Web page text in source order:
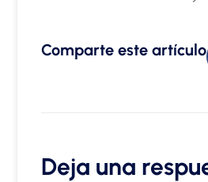
Comparte este artículo
Deja una